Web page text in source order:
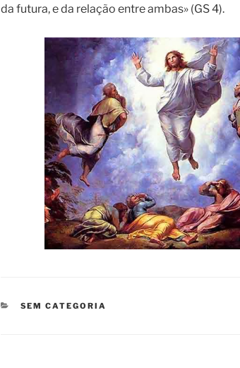
da futura, e da relação entre ambas» (GS 4).
CATEGORIAS
SEM CATEGORIA